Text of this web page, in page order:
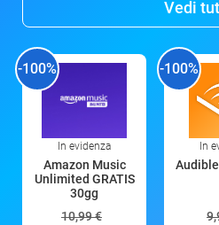
Vedi
-100%
In evidenza
Amazon Music
Unlimited GRATIS
30gg
10,99 €
-100%
In